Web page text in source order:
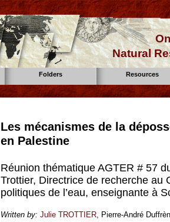
Natural
Folders Resources
Les mécanismes de la
en Palestine
Réunion thématique AGTER # 57
Trottier, Directrice de recherche au
politiques de l’eau, enseignante à
Written by: Julie TROTTIER , Pierre-André